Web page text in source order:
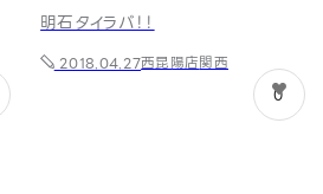
明石タイラバ！！
2018.04.27西昆陽店関西
0